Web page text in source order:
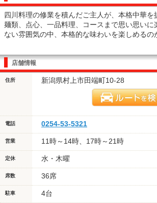
四川料理の修業を積んだご主人が、本格中華を
麺類、点心、一品料理、コースまで思い思いに
ない雰囲気の中、本格的な味わいを楽しめるの
店舗情報
住所 新潟県村上市田端町10-28
電話 0254-53-5321
営業 11時～14時、17時～21時
定休 水・木曜
席数 36席
駐車 4台